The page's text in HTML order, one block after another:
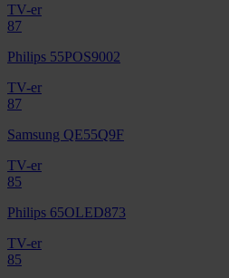
TV-er
87
Philips 55POS9002
TV-er
87
Samsung QE55Q9F
TV-er
85
Philips 65OLED873
TV-er
85